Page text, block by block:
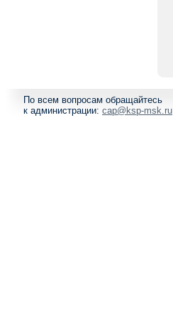
По всем вопросам обращайтесь
к администрации: cap@ksp-msk.ru